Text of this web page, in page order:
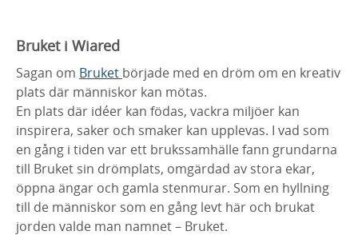
Bruket i Wiared
Sagan om Bruket började med en dröm om en kreativ
plats där människor kan mötas.
En plats där idéer kan födas, vackra miljöer kan
inspirera, saker och smaker kan upplevas. I vad som
en gång i tiden var ett brukssamhälle fann grundarna
till Bruket sin drömplats, omgärdad av stora ekar,
öppna ängar och gamla stenmurar. Som en hyllning
till de människor som en gång levt här och brukat
jorden valde man namnet – Bruket.